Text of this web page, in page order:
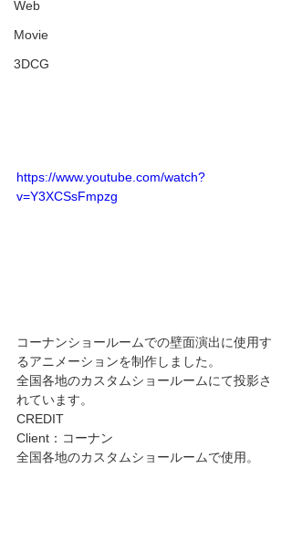
Web
Movie
3DCG
https://www.youtube.com/watch?
v=Y3XCSsFmpzg
コーナンショールームでの壁面演出に使用す
るアニメーションを制作しました。
全国各地のカスタムショールームにて投影さ
れています。
CREDIT
Client：コーナン
全国各地のカスタムショールームで使用。